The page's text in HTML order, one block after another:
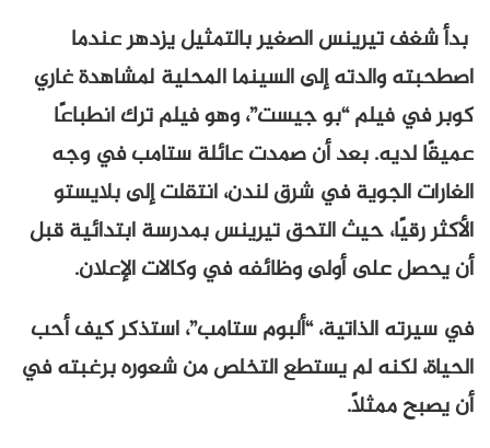
بدأ شغف تيرينس الصغير بالتمثيل يزدهر عندما
اصطحبته والدته إلى السينما المحلية لمشاهدة غاري
كوبر في فيلم “بو جيست”، وهو فيلم ترك انطباعًا
عميقًا لديه. بعد أن صمدت عائلة ستامب في وجه
الغارات الجوية في شرق لندن، انتقلت إلى بلايستو
الأكثر رقيًا، حيث التحق تيرينس بمدرسة ابتدائية قبل
أن يحصل على أولى وظائفه في وكالات الإعلان.
في سيرته الذاتية، “ألبوم ستامب”، استذكر كيف أحب
الحياة، لكنه لم يستطع التخلص من شعوره برغبته في
أن يصبح ممثلًا.